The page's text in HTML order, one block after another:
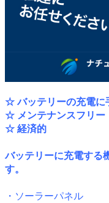
☆ バッテリーの充電に
☆ メンテナンスフリー
☆ 経済的
バッテリーに充電する
す。
・ソーラーパネル